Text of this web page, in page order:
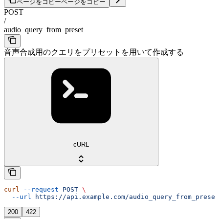
ページをコピーページをコピー
POST
/
audio_query_from_preset
音声合成用のクエリをプリセットを用いて作成する
cURL
curl --request POST \
  --url
https://api.example.com/audio_query_from_preset
200 422